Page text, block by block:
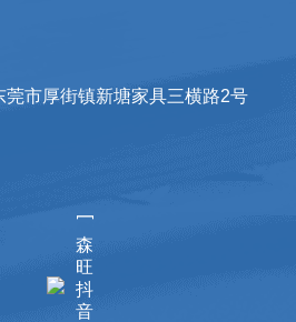
市厚街镇新塘家具三横路2号
[
森
旺
抖
音